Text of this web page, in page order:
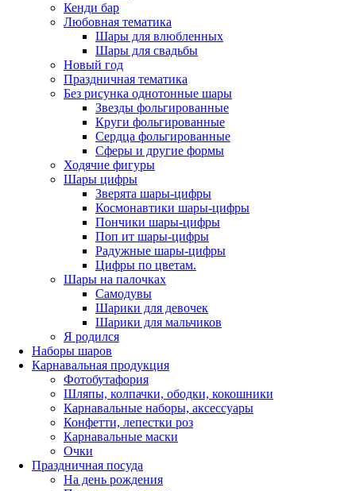
Кенди бар
Любовная тематика
Шары для влюбленных
Шары для свадьбы
Новый год
Праздничная тематика
Без рисунка однотонные шары
Звезды фольгированные
Круги фольгированные
Сердца фольгированные
Сферы и другие формы
Ходячие фигуры
Шары цифры
Зверята шары-цифры
Космонавтики шары-цифры
Пончики шары-цифры
Поп ит шары-цифры
Радужные шары-цифры
Цифры по цветам.
Шары на палочках
Самодувы
Шарики для девочек
Шарики для мальчиков
Я родился
Наборы шаров
Карнавальная продукция
Фотобутафория
Шляпы, колпачки, ободки, кокошники
Карнавальные наборы, аксессуары
Конфетти, лепестки роз
Карнавальные маски
Очки
Праздничная посуда
На день рождения